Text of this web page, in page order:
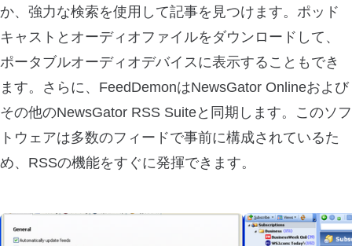
か、強力な検索を使用して記事を見つけます。ポッド
キャストとオーディオファイルをダウンロードして、
ポータブルオーディオデバイスに表示することもでき
ます。さらに、FeedDemonはNewsGator Onlineおよび
その他のNewsGator RSS Suiteと同期します。このソフ
トウェアは多数のフィードで事前に構成されているた
め、RSSの機能をすぐに発揮できます。